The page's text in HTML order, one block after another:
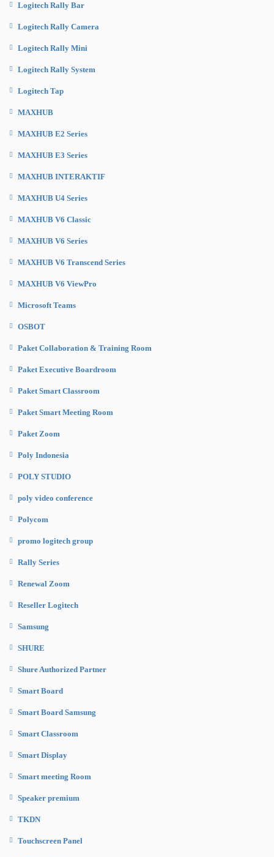
Logitech Rally Bar
Logitech Rally Camera
Logitech Rally Mini
Logitech Rally System
Logitech Tap
MAXHUB
MAXHUB E2 Series
MAXHUB E3 Series
MAXHUB INTERAKTIF
MAXHUB U4 Series
MAXHUB V6 Classic
MAXHUB V6 Series
MAXHUB V6 Transcend Series
MAXHUB V6 ViewPro
Microsoft Teams
OSBOT
Paket Collaboration & Training Room
Paket Executive Boardroom
Paket Smart Classroom
Paket Smart Meeting Room
Paket Zoom
Poly Indonesia
POLY STUDIO
poly video conference
Polycom
promo logitech group
Rally Series
Renewal Zoom
Reseller Logitech
Samsung
SHURE
Shure Authorized Partner
Smart Board
Smart Board Samsung
Smart Classroom
Smart Display
Smart meeting Room
Speaker premium
TKDN
Touchscreen Panel